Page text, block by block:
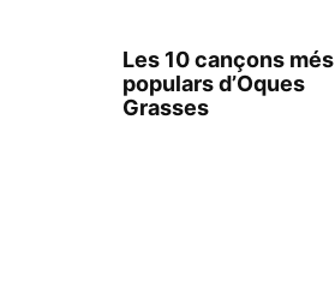
Les 10 cançons més
populars d’Oques
Grasses